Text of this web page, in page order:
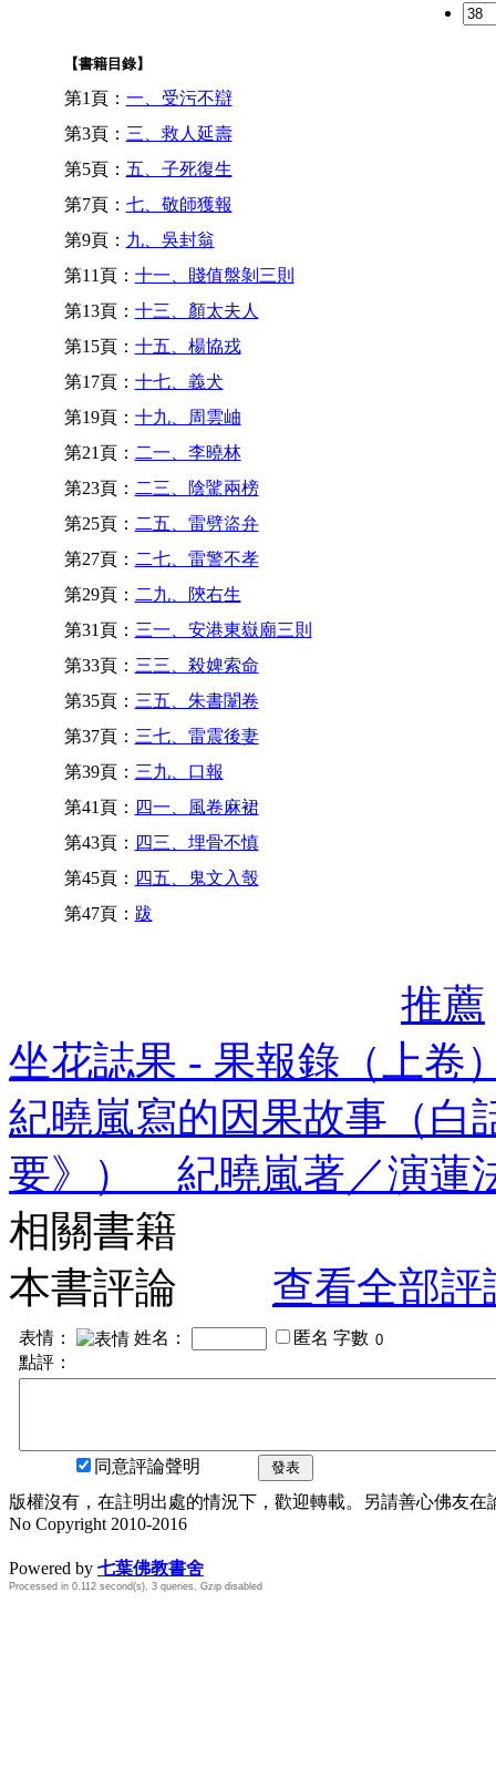
【書籍目錄】
第1頁： 一、受污不辯
第3頁： 三、救人延壽
第5頁： 五、子死復生
第7頁： 七、敬師獲報
第9頁： 九、吳封翁
第11頁： 十一、賤值盤剝三則
第13頁： 十三、顏太夫人
第15頁： 十五、楊協戎
第17頁： 十七、義犬
第19頁： 十九、周雲岫
第21頁： 二一、李曉林
第23頁： 二三、陰騭兩榜
第25頁： 二五、雷劈盜弁
第27頁： 二七、雷警不孝
第29頁： 二九、陝右生
第31頁： 三一、安港東嶽廟三則
第33頁： 三三、殺婢索命
第35頁： 三五、朱書闈卷
第37頁： 三七、雷震後妻
第39頁： 三九、口報
第41頁： 四一、風卷麻裙
第43頁： 四三、埋骨不慎
第45頁： 四五、鬼文入彀
第47頁： 跋
推薦
坐花誌果 - 果報錄（上
紀曉嵐寫的因果故事（白
要》） 紀曉嵐著／演蓮
相關書籍
本書評論
查看全部評
表情： 姓名： 匿名 字數
點評：
同意評論聲明 發表
版權沒有，在註明出處的情況下，歡迎轉載。另請善心佛友
No Copyright 2010-2016
Powered by 七葉佛教書舍
Processed in 0.112 second(s), 3 queries, Gzip disabled